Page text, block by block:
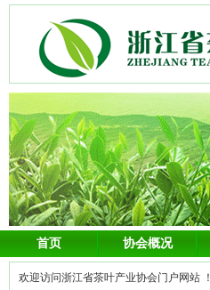
首页 协会概况
欢迎访问浙江省茶叶产业协会门户网站 ！